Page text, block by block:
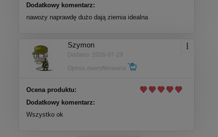
Dodatkowy komentarz:
nawozy naprawdę dużo dają ziemia idealna
Szymon
Dodano: 2026-07-29
Opinia zweryfikowana
Ocena produktu:
Dodatkowy komentarz:
Wszystko ok